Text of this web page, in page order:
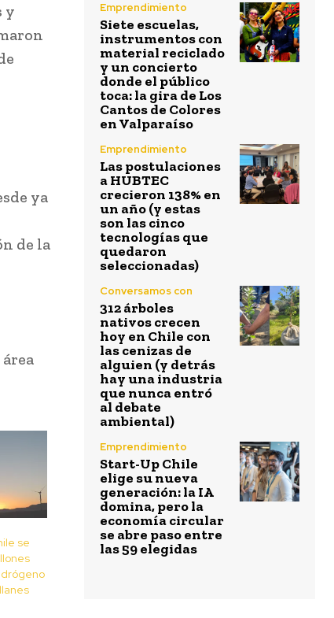
y
ya
de la
se
Emprendimiento
Siete escuelas,
instrumentos con
material reciclado
y un concierto
donde el público
toca: la gira de Los
Cantos de Colores
en Valparaíso
Emprendimiento
Las postulaciones
a HUBTEC
crecieron 138% en
un año (y estas
son las cinco
tecnologías que
quedaron
seleccionadas)
Conversamos con
312 árboles
nativos crecen
hoy en Chile con
las cenizas de
alguien (y detrás
hay una industria
que nunca entró
al debate
ambiental)
Emprendimiento
Start-Up Chile
elige su nueva
generación: la IA
domina, pero la
economía circular
se abre paso entre
las 59 elegidas